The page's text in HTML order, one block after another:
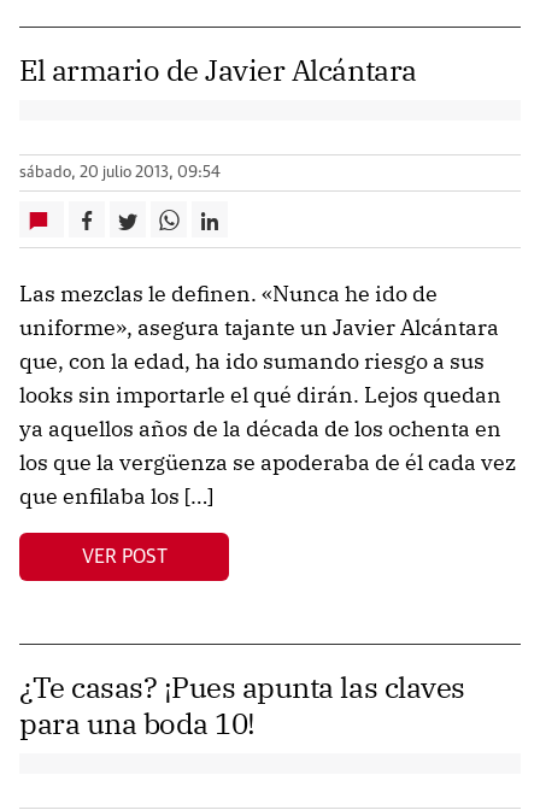
El armario de Javier Alcántara
sábado, 20 julio 2013, 09:54
Las mezclas le definen. «Nunca he ido de
uniforme», asegura tajante un Javier Alcántara
que, con la edad, ha ido sumando riesgo a sus
looks sin importarle el qué dirán. Lejos quedan
ya aquellos años de la década de los ochenta en
los que la vergüenza se apoderaba de él cada vez
que enfilaba los […]
VER POST
¿Te casas? ¡Pues apunta las claves
para una boda 10!